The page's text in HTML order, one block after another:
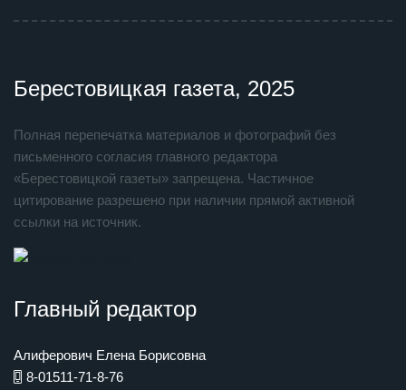
Берестовицкая газета, 2025
Полная перепечатка материалов и фотографий без
письменного согласия главного редактора
«Берестовицкой газеты» запрещена. Частичное
цитирование разрешено при наличии прямой активной
ссылки на источник.
Главный редактор
Алиферович Елена Борисовна
8-01511-71-8-76